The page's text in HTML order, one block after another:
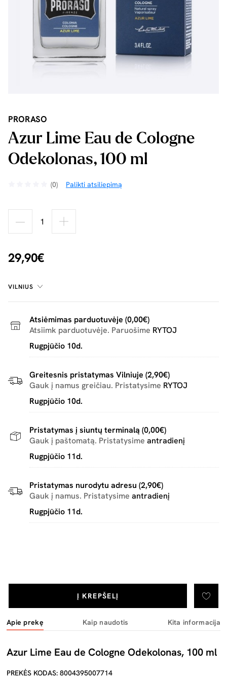
PRORASO
Azur Lime Eau de Cologne
Odekolonas, 100 ml
(0) Palikti atsiliepimą
29,90€
Į KREPŠELĮ
VILNIUS
Atsiėmimas parduotuvėje (0,00€)
Atsiimk parduotuvėje. Paruošime RYTOJ
Rugpjūčio 10d.
Greitesnis pristatymas Vilniuje (2,90€)
Gauk į namus greičiau. Pristatysime RYTOJ
Rugpjūčio 10d.
Pristatymas į siuntų terminalą (0,00€)
Gauk į paštomatą. Pristatysime antradienį
Rugpjūčio 11d.
Pristatymas nurodytu adresu (2,90€)
Gauk į namus. Pristatysime antradienį
Rugpjūčio 11d.
Apie prekę Kaip naudotis Kita informacija
Azur Lime Eau de Cologne Odekolonas, 100 ml
PREKĖS KODAS: 8004395007714